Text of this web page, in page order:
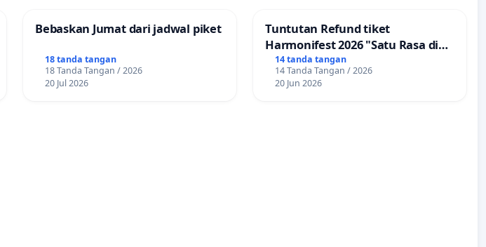
Bebaskan Jumat dari jadwal piket
18 tanda tangan
18 Tanda Tangan / 2026
20 Jul 2026
Tuntutan Refund tiket
Harmonifest 2026 "Satu Rasa di
Sudut Kota", Kuningan,
Jawabarat
14 tanda tangan
14 Tanda Tangan / 2026
20 Jun 2026